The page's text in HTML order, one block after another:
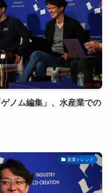
ノム編集」、水産業での
産業トレンド